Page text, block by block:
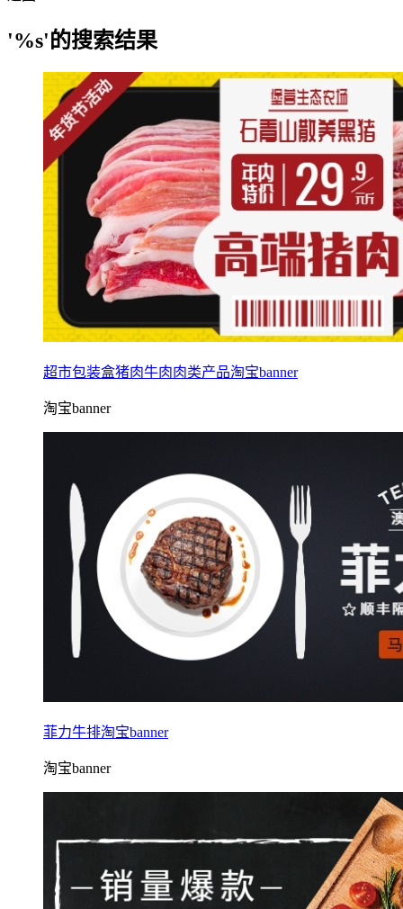
'%s'的搜索结果
超市包装盒猪肉牛肉肉类产品淘宝banner
淘宝banner
菲力牛排淘宝banner
淘宝banner